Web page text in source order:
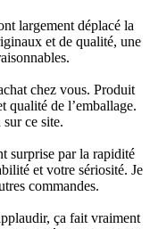
largement déplacé la
et de qualité, une
chez vous. Produit
qualité de l’emballage.
sur ce site.
surprise par la rapidité
et votre sériosité. Je
commandes.
ça fait vraiment